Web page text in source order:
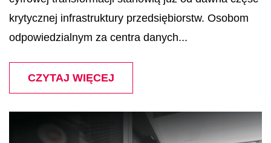
krytycznej infrastruktury przedsiębiorstw. Osobom
odpowiedzialnym za centra danych...
CZYTAJ WIĘCEJ